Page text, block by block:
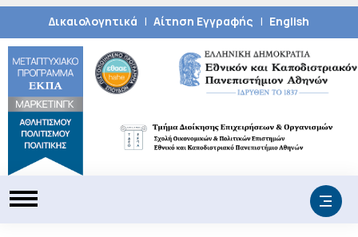
Δικαιολογητικά | Αίτηση Εγγραφής | English